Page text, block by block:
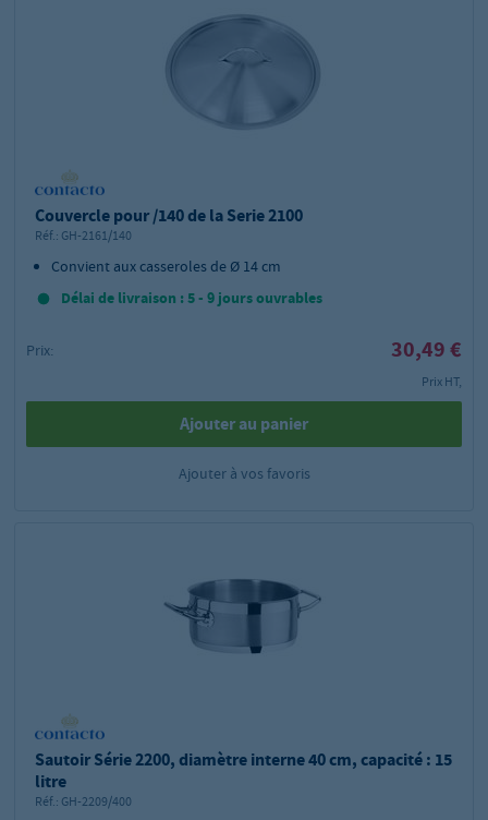
Couvercle pour /140 de la Serie 2100
Réf.: GH-2161/140
Convient aux casseroles de Ø 14 cm
Délai de livraison : 5 - 9 jours ouvrables
Prix: 30,49 €
Prix HT,
Ajouter au panier
Ajouter à vos favoris
Sautoir Série 2200, diamètre interne 40 cm, capacité : 15
litre
Réf.: GH-2209/400